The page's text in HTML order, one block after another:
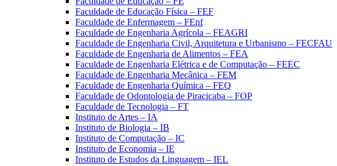
Faculdade de Educação Física – FEF
Faculdade de Enfermagem – FEnf
Faculdade de Engenharia Agrícola – FEAGRI
Faculdade de Engenharia Civil, Arquitetura e Urbanismo – FECFAU
Faculdade de Engenharia de Alimentos – FEA
Faculdade de Engenharia Elétrica e de Computação – FEEC
Faculdade de Engenharia Mecânica – FEM
Faculdade de Engenharia Química – FEQ
Faculdade de Odontologia de Piracicaba – FOP
Faculdade de Tecnologia – FT
Instituto de Artes – IA
Instituto de Biologia – IB
Instituto de Computação – IC
Instituto de Economia – IE
Instituto de Estudos da Linguagem – IEL